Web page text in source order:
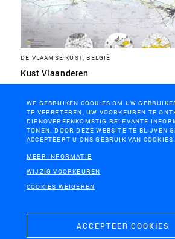
DE VLAAMSE KUST, BELGIË
Kust Vlaanderen
WE GEBRUIKEN COOKIES OM UW
TE VERBETEREN, UW VOORKEUREN TE
DIENOVEREENKOMSTIG RELEVANTE
TONEN. DOOR DEZE WEBSITE TE BLIJVEN
ACCEPTEERT U ONS GEBRUIK VAN COOKIES.
MEER INFORMATIE
WIJZIG VOORKEUREN
COOKIES WEIGEREN
ACCEPTEER COOKIES